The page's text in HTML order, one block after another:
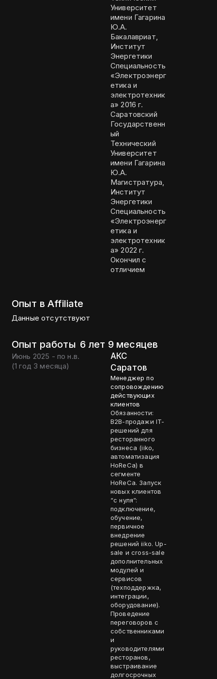
Университет
имени Гагарина
Ю.А.
Бакалавриат,
Институт
Энергетики
Специальность
«Электроэнерг
етика и
электротехник
а» 2016 г.
Саратовский
Государственн
ый
Технический
Университет
имени Гагарина
Ю.А.
Магистратура,
Институт
Энергетики
Специальность
«Электроэнерг
етика и
электротехник
а» 2022 г.
Окончил с
отличием
Опыт в Affiliate
Данные отсутствуют
Опыт работы 6 лет 9 месяцев
Июнь 2025 - по н.в.
(1 год 3 месяца)
АКС
Саратов
Менеджер по
сопровождению
действующих
клиентов
Обязанности:
B2B-продажи IT-
решений для
ресторанного
бизнеса (iiko,
автоматизация
HoReCa) в
сегменте
HoReCa. Запуск
новых клиентов
“с нуля”:
подключение,
обучение,
первичное
внедрение
решений iiko. Up-
sale и cross-sale
дополнительных
модулей и
сервисов
(техподдержка,
интеграции,
оборудование).
Проведение
переговоров с
собственниками
и
руководителями
ресторанов,
выстраивание
долгосрочных